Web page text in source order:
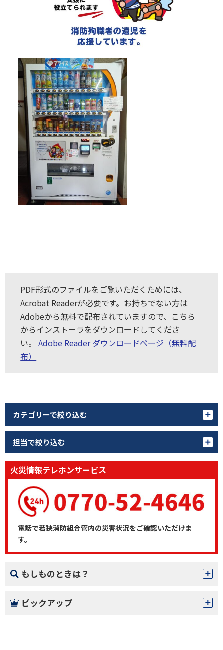
PDF形式のファイルをご覧いただくためには、
Acrobat Readerが必要です。お持ちでない方は
Adobeから無料で配布されていますので、こちら
からインストーラをダウンロードしてくださ
い。Adobe Reader ダウンロードページ（無料配
布）
カテゴリーで絞り込む
担当で絞り込む
火災情報テレホンサービス
電話で若狭消防組合管内の災害状況をご確認いただけま
す。
もしものときは？
ピックアップ